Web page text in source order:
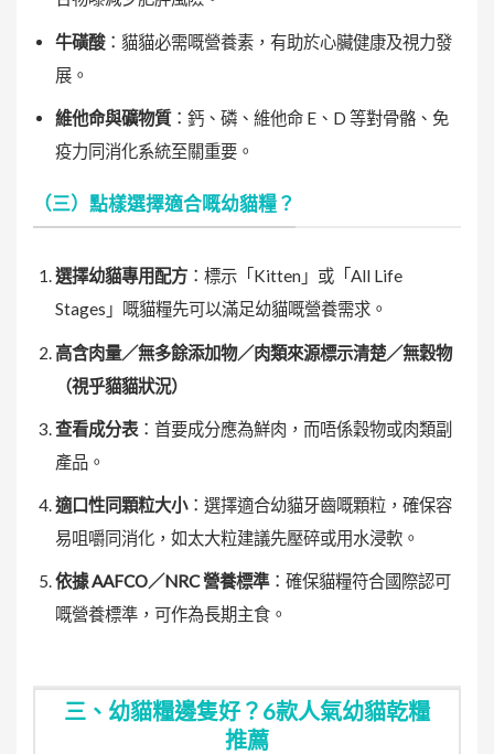
牛磺酸：貓貓必需嘅營養素，有助於心臟健康及視力發
展。
維他命與礦物質：鈣、磷、維他命 E、D 等對骨骼、免
疫力同消化系統至關重要。
（三）點樣選擇適合嘅幼貓糧？
選擇幼貓專用配方 ：標示「Kitten」或「All Life
Stages」嘅貓糧先可以滿足幼貓嘅營養需求。
高含肉量／無多餘添加物／肉類來源標示清楚／無穀物
（視乎貓貓狀況）
查看成分表 ：首要成分應為鮮肉，而唔係穀物或肉類副
產品。
適口性同顆粒大小：選擇適合幼貓牙齒嘅顆粒，確保容
易咀嚼同消化，如太大粒建議先壓碎或用水浸軟。
依據 AAFCO／NRC 營養標準：確保貓糧符合國際認可
嘅營養標準，可作為長期主食。
三、幼貓糧邊隻好？6款人氣幼貓乾糧
推薦